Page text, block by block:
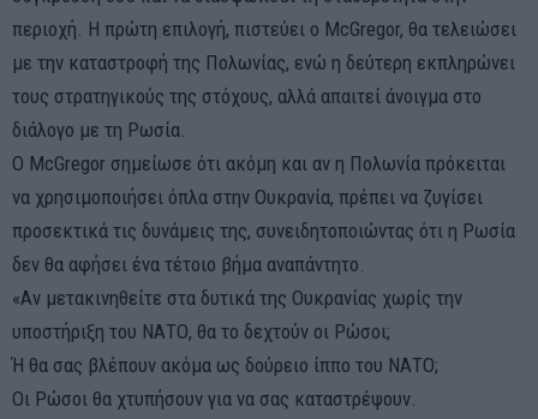
περιοχή. Η πρώτη επιλογή, πιστεύει ο McGregor, θα τελειώσει
με την καταστροφή της Πολωνίας, ενώ η δεύτερη εκπληρώνει
τους στρατηγικούς της στόχους, αλλά απαιτεί άνοιγμα στο
διάλογο με τη Ρωσία.
Ο McGregor σημείωσε ότι ακόμη και αν η Πολωνία πρόκειται
να χρησιμοποιήσει όπλα στην Ουκρανία, πρέπει να ζυγίσει
προσεκτικά τις δυνάμεις της, συνειδητοποιώντας ότι η Ρωσία
δεν θα αφήσει ένα τέτοιο βήμα αναπάντητο.
«Αν μετακινηθείτε στα δυτικά της Ουκρανίας χωρίς την
υποστήριξη του ΝΑΤΟ, θα το δεχτούν οι Ρώσοι;
Ή θα σας βλέπουν ακόμα ως δούρειο ίππο του ΝΑΤΟ;
Οι Ρώσοι θα χτυπήσουν για να σας καταστρέψουν.